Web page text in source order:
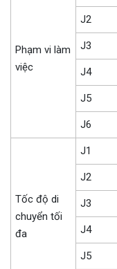
Phạm vi làm
việc
J2
J3
J4
J5
J6
Tốc độ di
chuyển tối
đa
J1
J2
J3
J4
J5